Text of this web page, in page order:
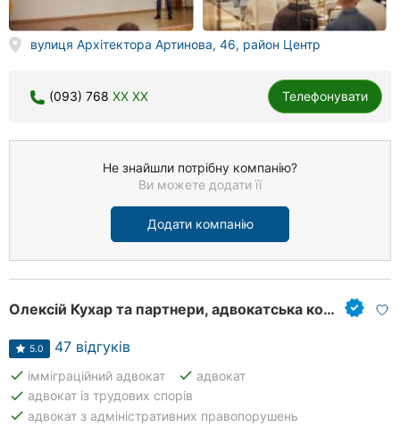
вулиця Архітектора Артинова, 46, район Центр
(093) 768 XX XX Телефонувати
Не знайшли потрібну компанію?
Ви можете додати її
Додати компанію
Олексій Кухар та партнери, адвокатська компанія
5.0 47 відгуків
done імміграційний адвокат done адвокат
done адвокат із трудових спорів
done адвокат з адміністративних правопорушень